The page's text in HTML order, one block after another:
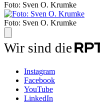
Foto: Sven O. Krumke
Foto: Sven O. Krumke
Wir sind die
Instagram
Facebook
YouTube
LinkedIn